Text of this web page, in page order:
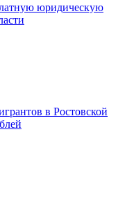
юридическую
в Ростовской